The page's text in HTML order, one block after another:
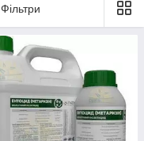
Фільтри